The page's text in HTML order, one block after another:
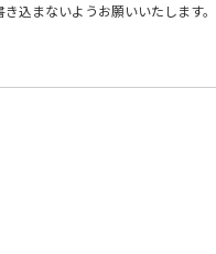
込まないようお願いいたします。